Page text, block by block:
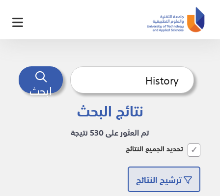
ابحث
نتائج البحث
تم العثور على 530 نتيجة
تحديد الجميع النتائج
ترشيح النتائج